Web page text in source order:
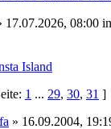
17.07.2026, 08:00 in
Island
1 ... 29, 30, 31 ]
» 16.09.2004,